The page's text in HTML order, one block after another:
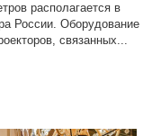
располагается в
России. Оборудование
связанных...